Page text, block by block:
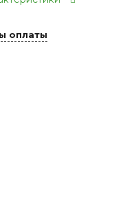
оплаты